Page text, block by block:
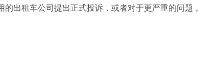
出租车公司提出正式投诉，或者对于更严重的问题，